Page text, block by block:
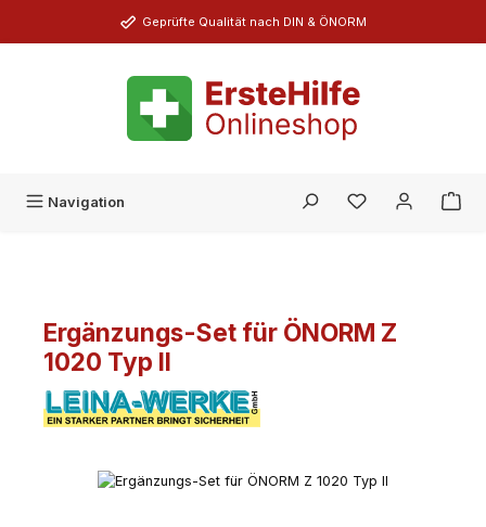
Zum Hauptinhalt springenGeprüfte Qualität nach DIN & ÖNORM
Navigation Du hast 0
Ergänzungs-Set für ÖNORM Z
1020 Typ II
Bildergalerie überspringen